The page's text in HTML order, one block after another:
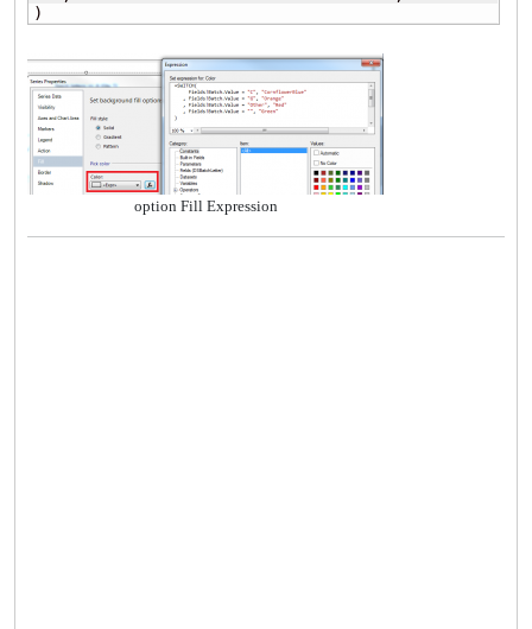
)
option Fill Expression